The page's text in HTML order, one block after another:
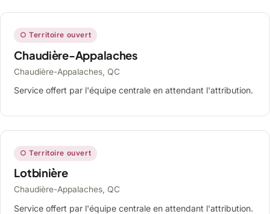
○ Territoire ouvert
Chaudière-Appalaches
Chaudière-Appalaches, QC
Service offert par l'équipe centrale en attendant l'attribution.
○ Territoire ouvert
Lotbinière
Chaudière-Appalaches, QC
Service offert par l'équipe centrale en attendant l'attribution.